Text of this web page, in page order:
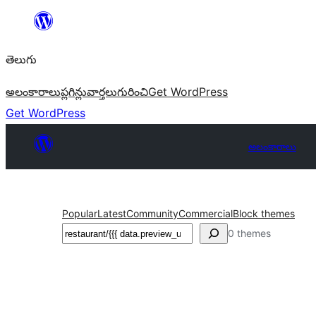
విషయానికి
తెలుగు
అలంకారాలుప్లగిన్లువార్తలుగురించిGet WordPress
Get WordPress
అలంకారాలు
PopularLatestCommunityCommercialBlock themes
వెతుకు 0 themes